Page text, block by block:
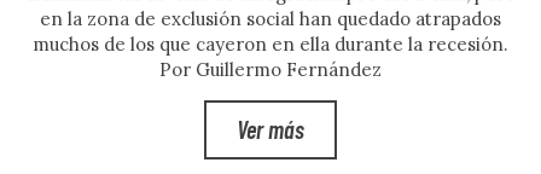
en la zona de exclusión social han quedado atrapados
muchos de los que cayeron en ella durante la recesión.
Por Guillermo Fernández
Ver más